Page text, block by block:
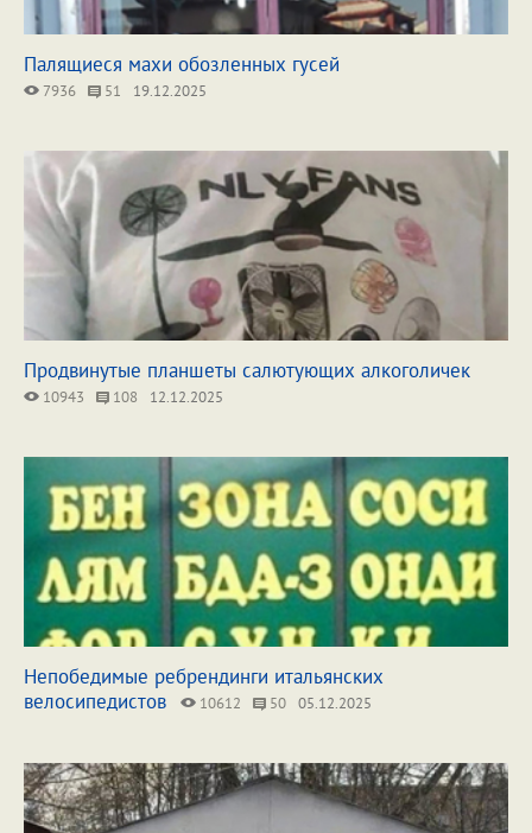
Палящиеся махи обозленных гусей
7936 51 19.12.2025
Продвинутые планшеты салютующих алкоголичек
10943 108 12.12.2025
Непобедимые ребрендинги итальянских
велосипедистов
10612 50 05.12.2025